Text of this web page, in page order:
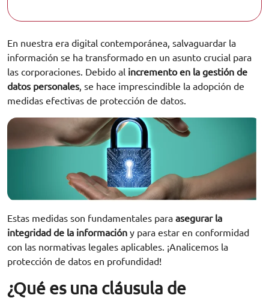
En nuestra era digital contemporánea, salvaguardar la
información se ha transformado en un asunto crucial para
las corporaciones. Debido al incremento en la gestión de
datos personales, se hace imprescindible la adopción de
medidas efectivas de protección de datos.
Estas medidas son fundamentales para asegurar la
integridad de la información y para estar en conformidad
con las normativas legales aplicables. ¡Analicemos la
protección de datos en profundidad!
¿Qué es una cláusula de